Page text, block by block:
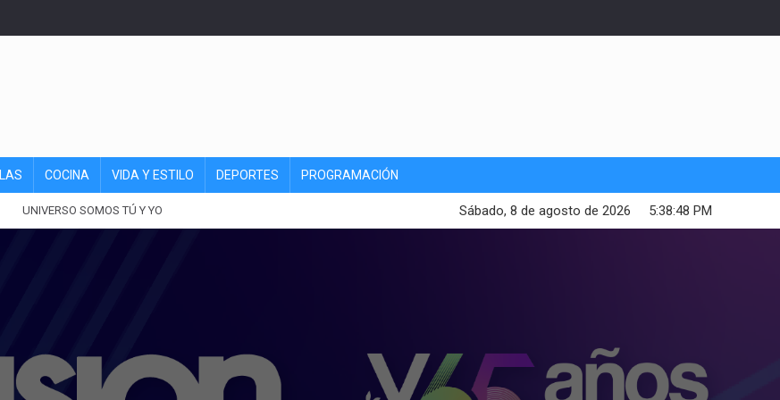
COCINA VIDA Y ESTILO DEPORTES PROGRAMACIÓN
UNIVERSO SOMOS TÚ Y YO 5:38:50 PM
Sábado, 8 de agosto de 2026